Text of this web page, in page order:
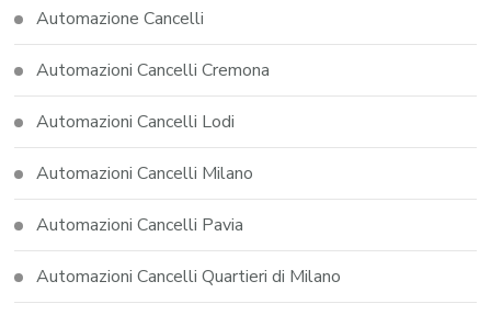
Automazione Cancelli
Automazioni Cancelli Cremona
Automazioni Cancelli Lodi
Automazioni Cancelli Milano
Automazioni Cancelli Pavia
Automazioni Cancelli Quartieri di Milano